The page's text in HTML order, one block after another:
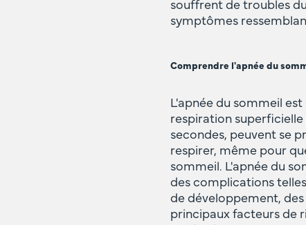
souffrent de troubles
symptômes
Comprendre l'apnée du
L'apnée du sommeil
respiration superficielle
secondes, peuvent se
respirer, même pour
sommeil. L'apnée du
des complications
de développement,
principaux facteurs de